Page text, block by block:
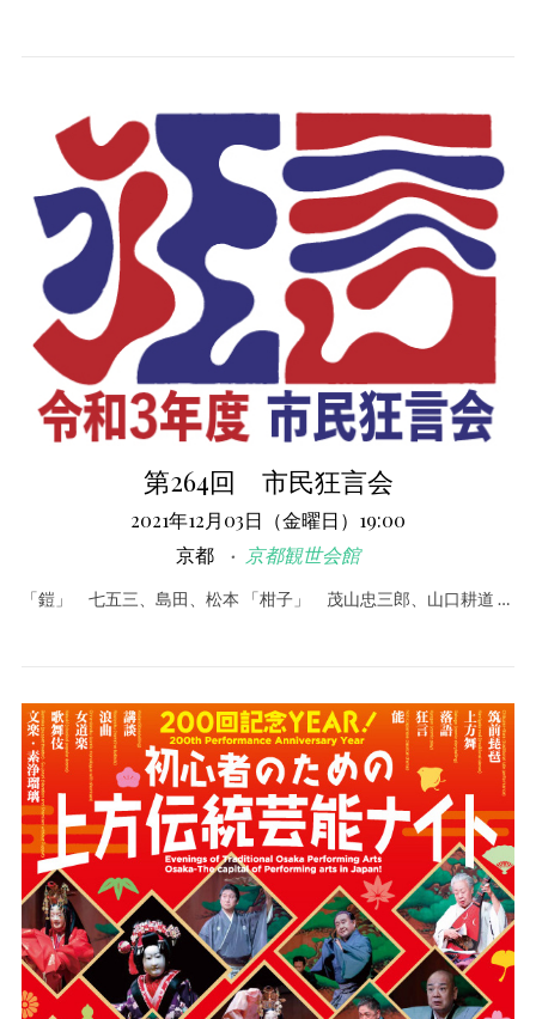
第264回 市民狂言会
2021年12月03日（金曜日）19:00
京都
京都観世会館
「鎧」 七五三、島田、松本 「柑子」 茂山忠三郎、山口耕道 …